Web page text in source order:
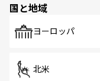
で、ホーカ
国と地域
ヨーロッパ
北米